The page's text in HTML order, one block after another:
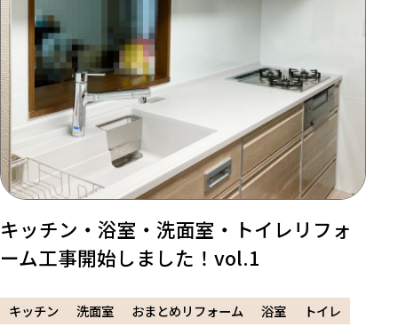
キッチン・浴室・洗面室・トイレリフォ
ーム工事開始しました！vol.1
キッチン 洗面室 おまとめリフォーム 浴室 トイレ